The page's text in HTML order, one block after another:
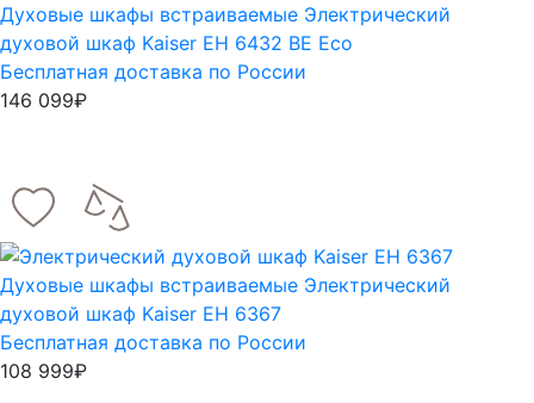
Духовые шкафы встраиваемые Электрический
духовой шкаф Kaiser EH 6432 BE Eco
Бесплатная доставка по России
146 099₽
Духовые шкафы встраиваемые Электрический
духовой шкаф Kaiser EH 6367
Бесплатная доставка по России
108 999₽